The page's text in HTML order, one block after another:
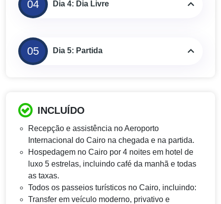
04 Dia 4: Dia Livre
05 Dia 5: Partida
INCLUÍDO
Recepção e assistência no Aeroporto
Internacional do Cairo na chegada e na partida.
Hospedagem no Cairo por 4 noites em hotel de
luxo 5 estrelas, incluindo café da manhã e todas
as taxas.
Todos os passeios turísticos no Cairo, incluindo:
Transfer em veículo moderno, privativo e